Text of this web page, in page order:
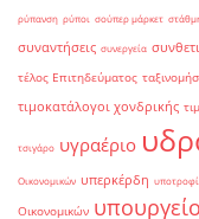
ρύπανση ρύποι σούπερ μάρκετ
συναντήσεις συνεργεία
τέλος Επιτηδεύματος
τιμοκατάλογοι χονδρικής
τσιγάρο υγραέριο
Οικονομικών υπερκέρδη
Οικονομικών